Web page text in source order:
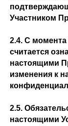
Участником
2.4. С момента
считается
настоящими
изменения к
2.5.
настоящими